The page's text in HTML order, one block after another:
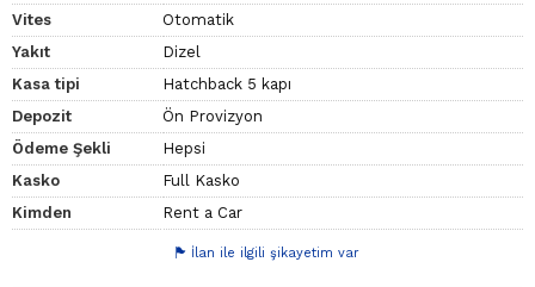
Vites
Otomatik
Yakıt
Dizel
Kasa tipi
Hatchback 5 kapı
Depozit
Ön Provizyon
Ödeme Şekli
Hepsi
Kasko
Full Kasko
Kimden
Rent a Car
İlan ile ilgili şikayetim var